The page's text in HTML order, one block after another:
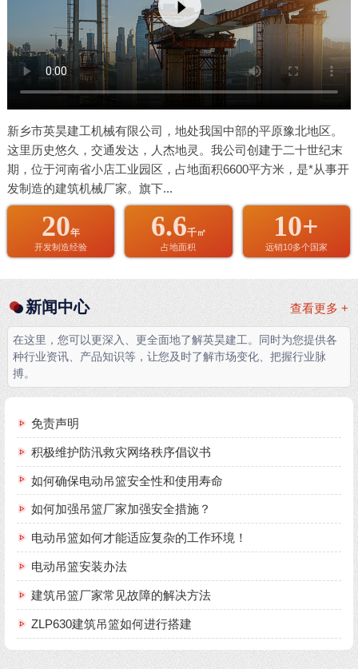
新乡市英昊建工机械有限公司，地处我国中部的平原豫北地区。
这里历史悠久，交通发达，人杰地灵。我公司创建于二十世纪末
期，位于河南省小店工业园区，占地面积6600平方米，是*从事开
发制造的建筑机械厂家。旗下...
20年
开发制造经验
6.6千㎡
占地面积
10+
远销10多个国家
查看更多 +
新闻中心
在这里，您可以更深入、更全面地了解英昊建工。同时为您提供各
种行业资讯、产品知识等，让您及时了解市场变化、把握行业脉
搏。
免责声明
积极维护防汛救灾网络秩序倡议书
如何确保电动吊篮安全性和使用寿命
如何加强吊篮厂家加强安全措施？
电动吊篮如何才能适应复杂的工作环境！
电动吊篮安装办法
建筑吊篮厂家常见故障的解决方法
ZLP630建筑吊篮如何进行搭建